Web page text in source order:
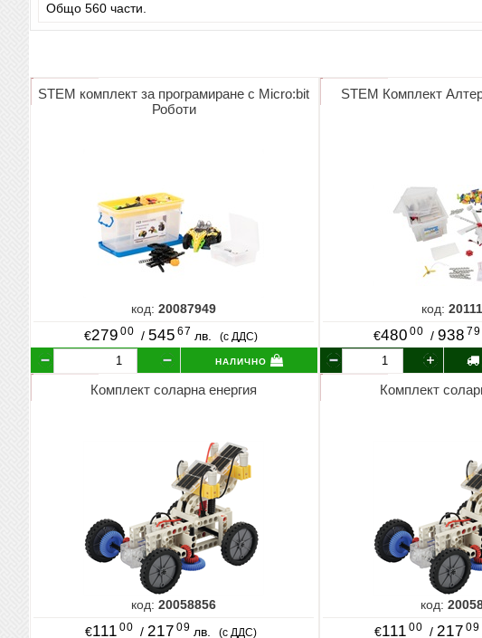
Общо 560 части.
STEM комплект за програмиране с Micro:bit
Роботи
код:20087949
€279 00 / 545 67 лв. (с ДДС)
налично
STEM Комплект
код:
€480 00 / 938 79
Комплект соларна енергия
код:20058856
€111 00 / 217 09 лв. (с ДДС)
Комплект
код:
€111 00 / 217 09